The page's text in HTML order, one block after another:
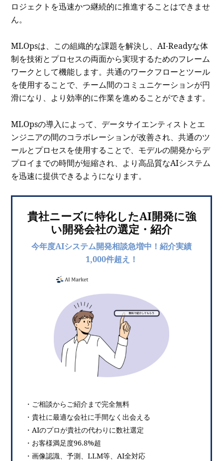
ロジェクトを迅速かつ継続的に推進することはできませ
ん。
MLOpsは、この組織的な課題を解決し、AI-Readyな体
制を技術とプロセスの両面から実現するためのフレーム
ワークとして機能します。共通のワークフローとツール
を使用することで、チーム間のコミュニケーションが円
滑になり、より効率的に作業を進めることができます。
MLOpsの導入によって、データサイエンティストとエ
ンジニアの間のコラボレーションが改善され、共通のツ
ールとプロセスを使用することで、モデルの開発からデ
プロイまでの時間が短縮され、より高品質なAIシステム
を迅速に提供できるようになります。
貴社ニーズに特化したAI開発に強
い開発会社の選定・紹介
今年度AIシステム開発相談急増中！紹介実績
1,000件超え！
・ご相談からご紹介まで完全無料
・貴社に最適な会社に手間なく出会える
・AIのプロが貴社の代わりに数社選定
・お客様満足度96.8%超
・画像認識、予測、LLM等、AI全対応